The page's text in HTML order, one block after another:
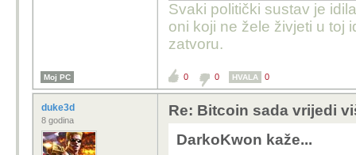
Svaki politički sustav je
oni koji ne žele živjeti u toj
zatvoru.
Moj PC 0 0 HVALA 0
duke3d
8 godina
Re: Bitcoin sada vrijedi
DarkoKwon kaže...